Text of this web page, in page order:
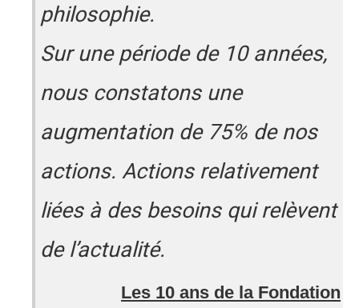
philosophie.
Sur une période de 10 années,
nous constatons une
augmentation de 75% de nos
actions. Actions relativement
liées à des besoins qui relèvent
de l’actualité.
Les 10 ans de la Fondation